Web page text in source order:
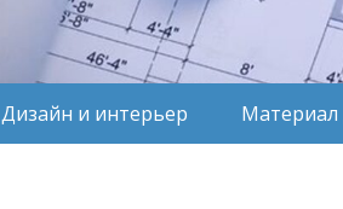
Дизайн и интерьер Материал